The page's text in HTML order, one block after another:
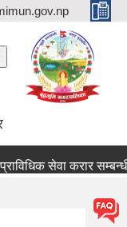
सेवा करार सम्बन्धी